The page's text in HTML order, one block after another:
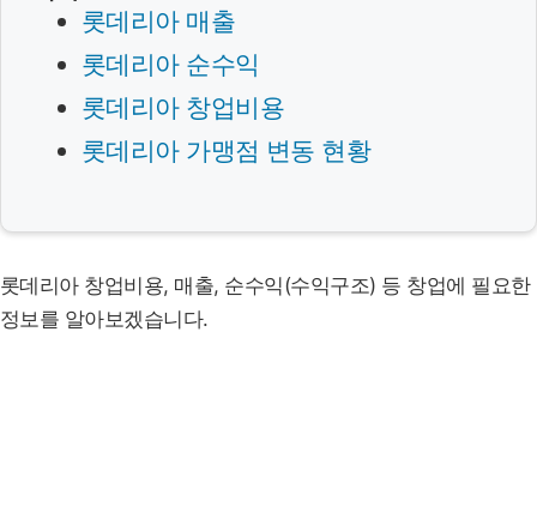
롯데리아 매출
롯데리아 순수익
롯데리아 창업비용
롯데리아 가맹점 변동 현황
롯데리아 창업비용, 매출, 순수익(수익구조) 등 창업에 필요한
정보를 알아보겠습니다.